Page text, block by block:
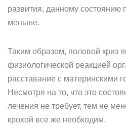
развития, данному состоянию
меньше.
Таким образом, половой криз
физиологической реакцией
расставание с материнскими
Несмотря на то, что это
лечения не требует, тем не
крохой все же необходим.